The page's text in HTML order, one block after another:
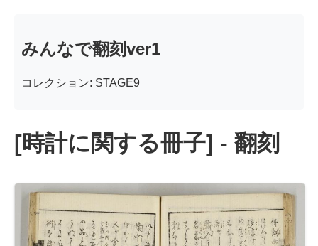
みんなで翻刻ver1
コレクション: STAGE9
[時計に関する冊子] - 翻刻